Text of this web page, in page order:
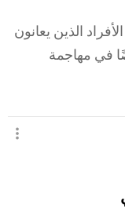
الذين يعانون
في مهاجمة